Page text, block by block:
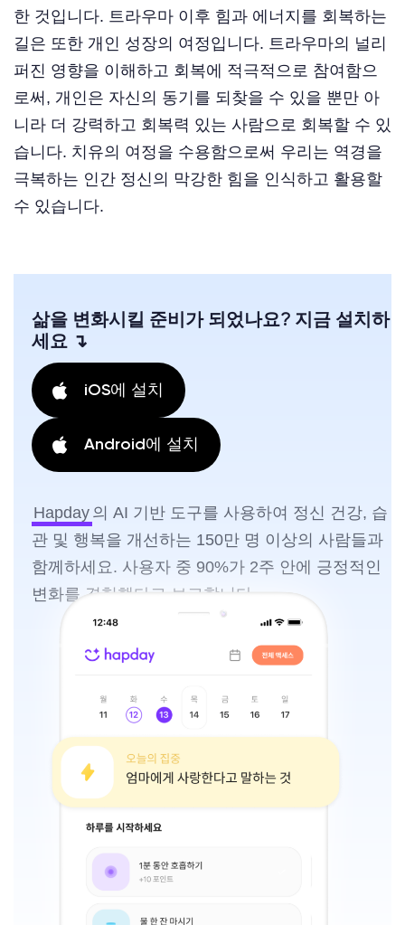
한 것입니다. 트라우마 이후 힘과 에너지를 회복하는
길은 또한 개인 성장의 여정입니다. 트라우마의 널리
퍼진 영향을 이해하고 회복에 적극적으로 참여함으
로써, 개인은 자신의 동기를 되찾을 수 있을 뿐만 아
니라 더 강력하고 회복력 있는 사람으로 회복할 수 있
습니다. 치유의 여정을 수용함으로써 우리는 역경을
극복하는 인간 정신의 막강한 힘을 인식하고 활용할
수 있습니다.
삶을 변화시킬 준비가 되었나요? 지금 설치하
세요 ↴
iOS에 설치
Android에 설치
Hapday 의 AI 기반 도구를 사용하여 정신 건강, 습
관 및 행복을 개선하는 150만 명 이상의 사람들과
함께하세요. 사용자 중 90%가 2주 안에 긍정적인
변화를 경험했다고 보고합니다.